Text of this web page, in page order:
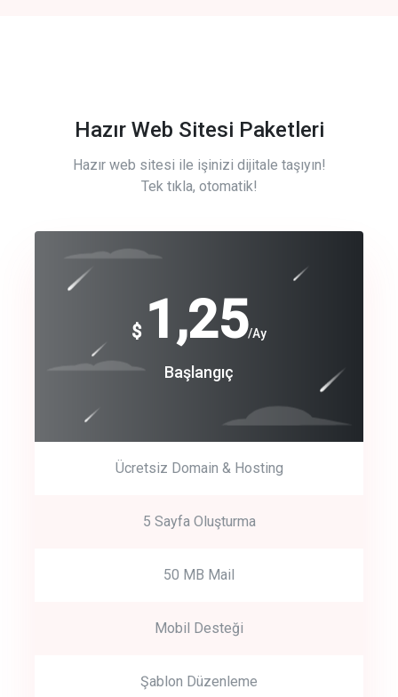
Hazır Web Sitesi Paketleri
Hazır web sitesi ile işinizi dijitale taşıyın!
Tek tıkla, otomatik!
$ 1,25/Ay
Başlangıç
Ücretsiz Domain & Hosting
5 Sayfa Oluşturma
50 MB Mail
Mobil Desteği
Şablon Düzenleme
Free
Basic